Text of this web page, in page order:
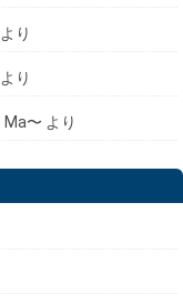
より
より
Ma〜 より